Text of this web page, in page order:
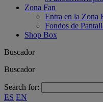
Zona Fan
Entra en la Zona
Fondos de
Shop Box
Buscador
Buscador
Search for:
ES EN